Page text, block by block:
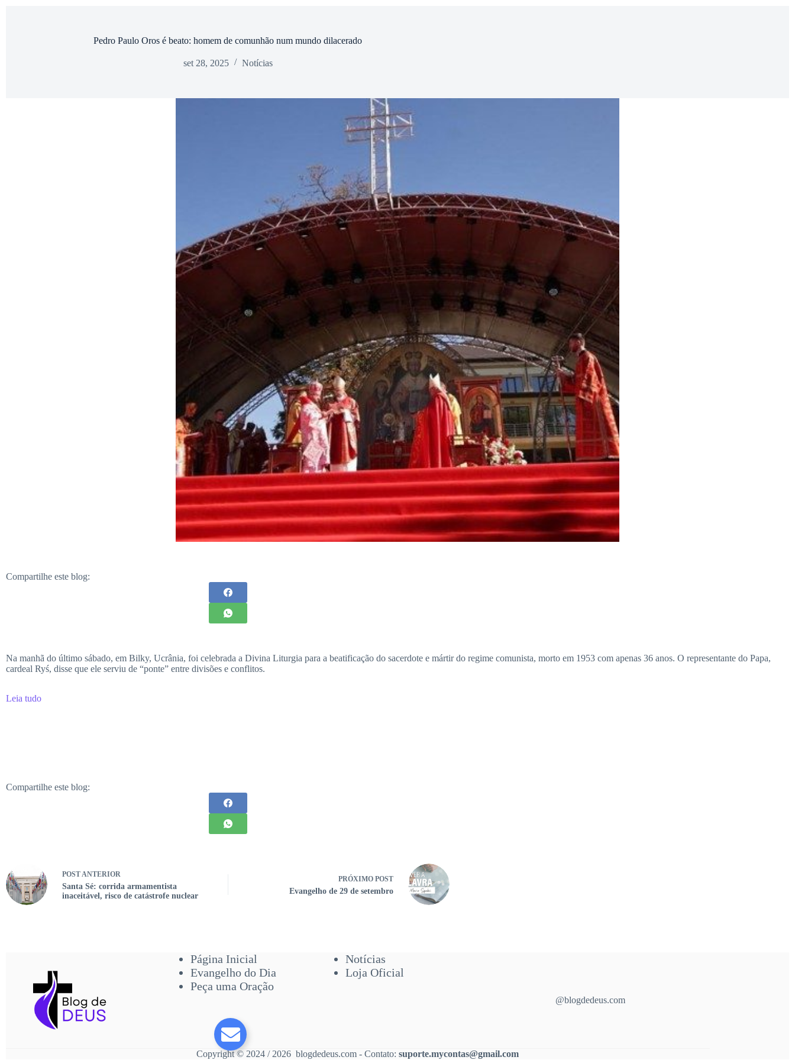
Pedro Paulo Oros é beato: homem de comunhão num mundo dilacerado
set 28, 2025 Notícias
Compartilhe este blog:
Na manhã do último sábado, em Bilky, Ucrânia, foi celebrada a Divina Liturgia para a beatificação do sacerdote e mártir do regime comunista, morto em 1953 com apenas 36 anos. O representante do Papa,
cardeal Ryś, disse que ele serviu de “ponte” entre divisões e conflitos.
Leia tudo
Compartilhe este blog:
POST ANTERIOR
Santa Sé: corrida armamentista
inaceitável, risco de catástrofe nuclear
PRÓXIMO POST
Evangelho de 29 de setembro
Página Inicial
Evangelho do Dia
Peça uma Oração
Notícias
Loja Oficial
@blogdedeus.com
Copyright © 2024 / 2026 blogdedeus.com - Contato:suporte.mycontas@gmail.com